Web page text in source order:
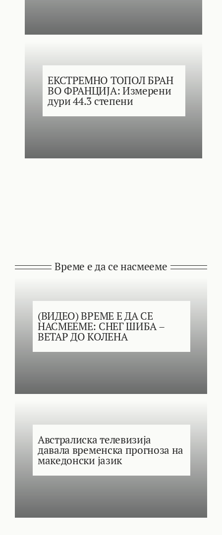
ЕКСТРЕМНО ТОПОЛ БРАН
ВО ФРАНЦИЈА: Измерени
дури 44.3 степени
Време е да се насмееме
(ВИДЕО) ВРЕМЕ Е ДА СЕ
НАСМЕЕМЕ: СНЕГ ШИБА –
ВЕТАР ДО КОЛЕНА
Австралиска телевизија
давала временска прогноза на
македонски јазик